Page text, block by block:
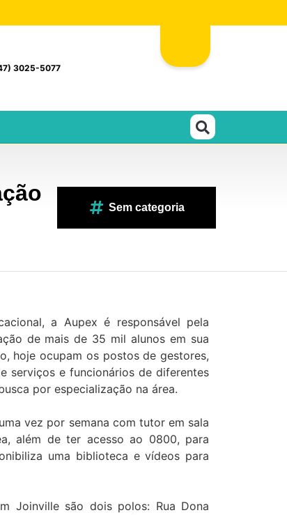
3025-5077
Sem categoria
a Aupex é responsável pela
de mais de 35 mil alunos em sua
hoje ocupam os postos de gestores,
serviços e funcionários de diferentes
por especialização na área.
vez por semana com tutor em sala
além de ter acesso ao 0800, para
uma biblioteca e vídeos para
Joinville são dois polos: Rua Dona